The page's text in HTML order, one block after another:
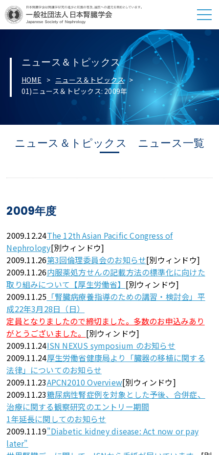
ニュース＆トピックス
HOME
ニュース＆トピックス
01)ニュース＆トピックス: 2009年
ニュース＆トピックス ニュース一覧
2009年度
2009.12.24The 12th Asian Pacific Congress of
Nephrology[別ウィンドウ]
2009.11.26第3回倫理委員会のお知らせ[別ウィンドウ]
2009.11.26内服薬処方せんの記載方法の標準化に向けた
取り組みについて【厚生労働省】 [別ウィンドウ]
2009.11.25 「腎臓病療養指導のための講習・検討会」平
成22年3月28日（日）
定員となりましたので締切ました。多数のお申込みあり
がとうございました。 [別ウィンドウ]
2009.11.24ISN NEXUS symposium のお知らせ
2009.11.24厚生労働省健康局より「臓器の移植に関する
法律」についてのお知らせ
2009.11.23APCN2010 Overview[別ウィンドウ]
2009.11.23糖尿病性腎症例を対象とした予後、合併症、
治療に関する観察研究のエントリー期間
1年延長に関してのお知らせ
2009.11.19"Diabetic kidney disease: Act now or pay
later"